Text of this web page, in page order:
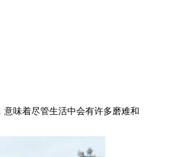
味着尽管生活中会有许多磨难和